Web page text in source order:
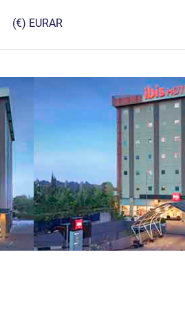
AR
EUR
(€)